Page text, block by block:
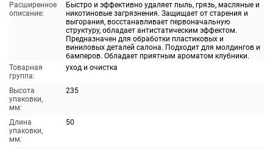
Расширенное
описание:
Быстро и эффективно удаляет пыль, грязь, масляные и
никотиновые загрязнения. Защищает от старения и
выгорания, восстанавливает первоначальную
структуру, обладает антистатическим эффектом.
Предназначен для обработки пластиковых и
виниловых деталей салона. Подходит для молдингов и
бамперов. Обладает приятным ароматом клубники.
Товарная
группа:
уход и очистка
Высота
упаковки,
мм:
235
Длина
упаковки,
мм:
50